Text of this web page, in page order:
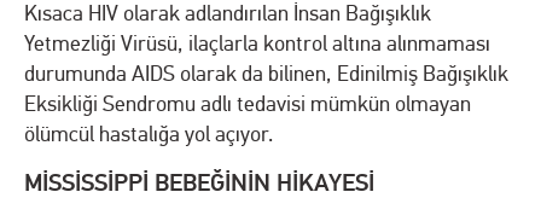
Kısaca HIV olarak adlandırılan İnsan Bağışıklık
Yetmezliği Virüsü, ilaçlarla kontrol altına alınmaması
durumunda AIDS olarak da bilinen, Edinilmiş Bağışıklık
Eksikliği Sendromu adlı tedavisi mümkün olmayan
ölümcül hastalığa yol açıyor.
MİSSİSSİPPİ BEBEĞİNİN HİKAYESİ